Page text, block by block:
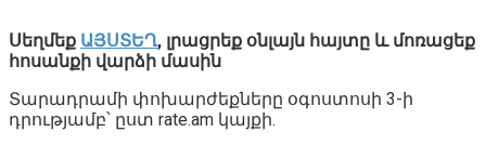
Սեղմեք ԱՅՍՏԵՂ, լրացրեք օնլայն հայտը և մոռացեք
հոսանքի վարձի մասին
Տարադրամի փոխարժեքները օգոստոսի 3-ի
դրությամբ՝ ըստ rate.am կայքի.